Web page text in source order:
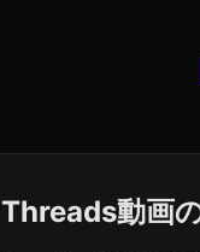
Threads動画